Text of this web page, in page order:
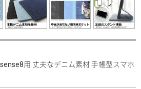
sense8用 丈夫なデニム素材 手帳型スマホ